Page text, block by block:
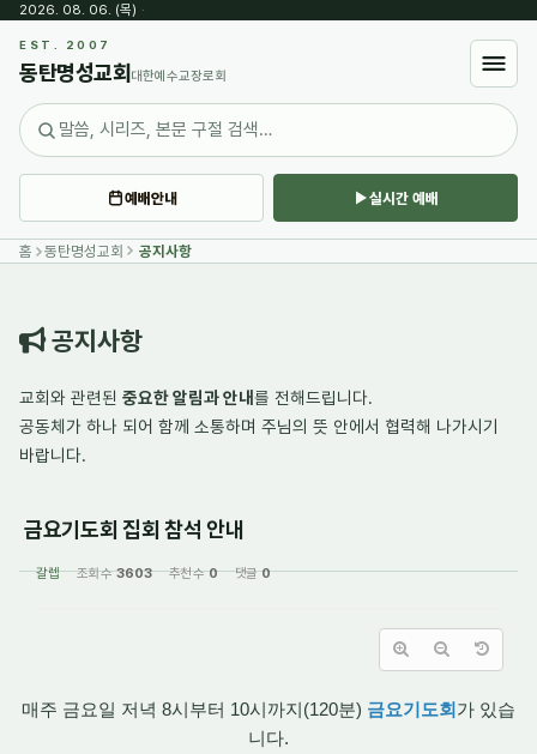
2026. 08. 06. (목) ·
EST. 2007
동탄명성교회 대한예수교장로회
예배안내 실시간 예배
홈 동탄명성교회 공지사항
공지사항
교회와 관련된 중요한 알림과 안내를 전해드립니다.
공동체가 하나 되어 함께 소통하며 주님의 뜻 안에서 협력해 나가시기
바랍니다.
금요기도회 집회 참석 안내
갈렙 조회 수3603 추천 수0 댓글0
매주 금요일 저녁 8시부터 10시까지(120분) 금요기도회가 있습
니다.
Sketchbook5, 스케치북5
Sketchbook5, 스케치북5